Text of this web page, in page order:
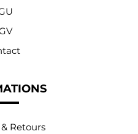
Retours